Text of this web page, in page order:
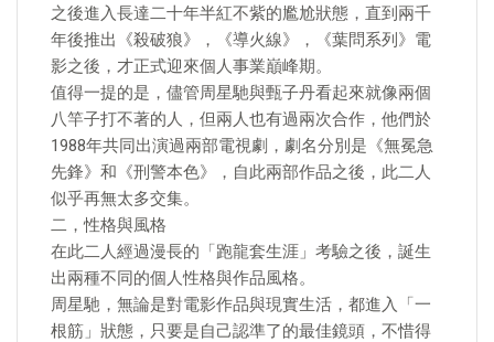
之後進入長達二十年半紅不紫的尷尬狀態，直到兩千
年後推出《殺破狼》，《導火線》，《葉問系列》電
影之後，才正式迎來個人事業巔峰期。
值得一提的是，儘管周星馳與甄子丹看起來就像兩個
八竿子打不著的人，但兩人也有過兩次合作，他們於
1988年共同出演過兩部電視劇，劇名分別是《無冕急
先鋒》和《刑警本色》，自此兩部作品之後，此二人
似乎再無太多交集。
二，性格與風格
在此二人經過漫長的「跑龍套生涯」考驗之後，誕生
出兩種不同的個人性格與作品風格。
周星馳，無論是對電影作品與現實生活，都進入「一
根筋」狀態，只要是自己認準了的最佳鏡頭，不惜得